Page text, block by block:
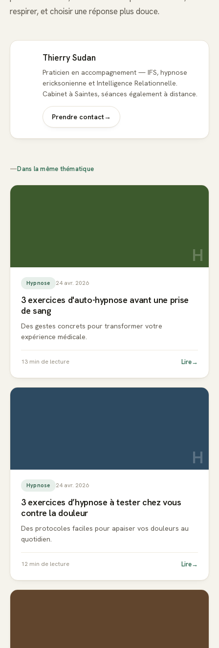
respirer, et choisir une réponse plus douce.
Thierry Sudan
Praticien en accompagnement — IFS, hypnose
ericksonienne et Intelligence Relationnelle.
Cabinet à Saintes, séances également à distance.
Prendre contact→
—Dans la même thématique
H
Hypnose 24 avr. 2026
3 exercices d'auto-hypnose avant une prise
de sang
Des gestes concrets pour transformer votre
expérience médicale.
13 min de lecture Lire→
H
Hypnose 24 avr. 2026
3 exercices d’hypnose à tester chez vous
contre la douleur
Des protocoles faciles pour apaiser vos douleurs au
quotidien.
12 min de lecture Lire→